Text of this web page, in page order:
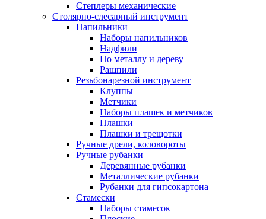
Степлеры механические
Столярно-слесарный инструмент
Напильники
Наборы напильников
Надфили
По металлу и дереву
Рашпили
Резьбонарезной инструмент
Клуппы
Метчики
Наборы плашек и метчиков
Плашки
Плашки и трещотки
Ручные дрели, коловороты
Ручные рубанки
Деревянные рубанки
Металлические рубанки
Рубанки для гипсокартона
Стамески
Наборы стамесок